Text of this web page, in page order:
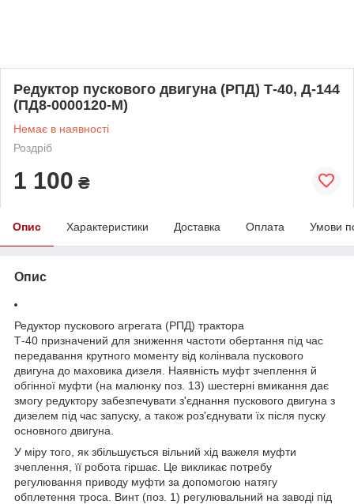
Редуктор пускового двигуна (РПД) Т-40, Д-144
(ПД8-0000120-М)
Немає в наявності
Роздріб
1 100 ₴
Опис Характеристики Доставка Оплата Умови
Опис
Редуктор пускового агрегата (РПД) трактора
Т-40 призначений для зниження частоти обертання під час
передавання крутного моменту від колінвала пускового
двигуна до маховика дизеля. Наявність муфт зчеплення й
обгінної муфти (на малюнку поз. 13) шестерні вмикання дає
змогу редуктору забезпечувати з'єднання пускового двигуна з
дизелем під час запуску, а також роз'єднувати їх після пуску
основного двигуна.
У міру того, як збільшується вільний хід важеля муфти
зчеплення, її робота гіршає. Це викликає потребу
регулювання приводу муфти за допомогою натягу
обплетення троса. Винт (поз. 1) регулювальний на заводі під